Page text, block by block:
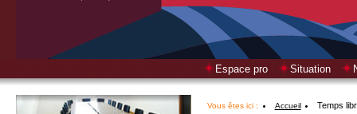
Espace pro Situation
Vous êtes ici : Accueil Temps